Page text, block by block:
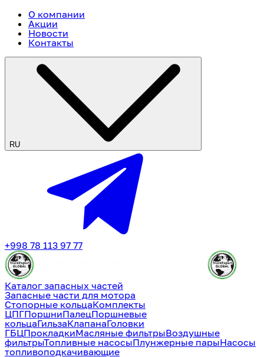
О компании
Акции
Новости
Контакты
RU
+998 78 113 97 77
Каталог запасных частей
Запасные части для мотора
Стопорные кольцаКомплекты
ЦПГПоршниПалецПоршневые
кольцаГильзаКлапанаГоловки
ГБЦПрокладкиМасляные фильтрыВоздушные
фильтрыТопливные насосыПлунжерные парыНасосы
топливоподкачивающие